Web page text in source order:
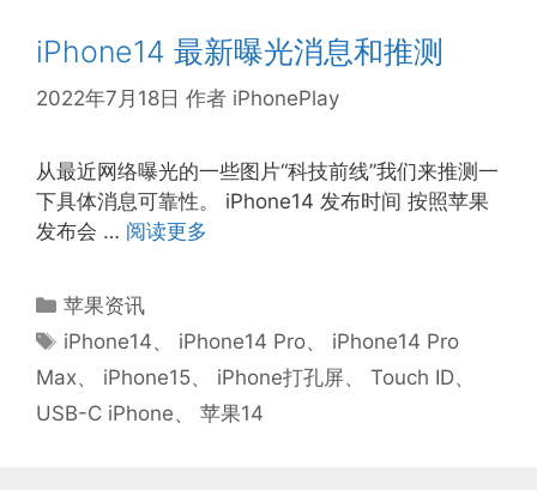
iPhone14 最新曝光消息和推测
2022年7月18日 作者 iPhonePlay
从最近网络曝光的一些图片“科技前线”我们来推测一
下具体消息可靠性。 iPhone14 发布时间 按照苹果
发布会 … 阅读更多
分
类
苹果资讯
标
iPhone14、 iPhone14 Pro、 iPhone14 Pro
Max、 iPhone15、 iPhone打孔屏、 Touch ID、
USB-C iPhone、 苹果14